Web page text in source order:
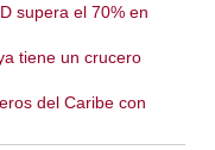
supera el 70% en
tiene un crucero
del Caribe con